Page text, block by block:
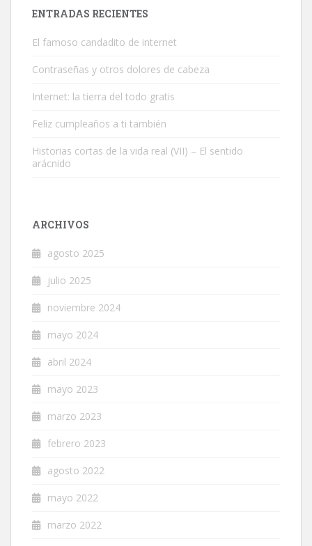
ENTRADAS RECIENTES
El famoso candadito de internet
Contraseñas y otros dolores de cabeza
Internet: la tierra del todo gratis
Feliz cumpleaños a ti también
Historias cortas de la vida real (VII) – El sentido
arácnido
ARCHIVOS
agosto 2025
julio 2025
noviembre 2024
mayo 2024
abril 2024
mayo 2023
marzo 2023
febrero 2023
agosto 2022
mayo 2022
marzo 2022